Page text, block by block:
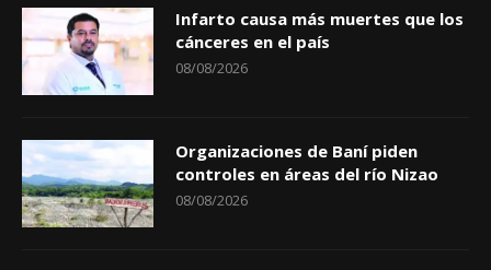
Infarto causa más muertes que los
cánceres en el país
08/08/2026
Organizaciones de Baní piden
controles en áreas del río Nizao
08/08/2026